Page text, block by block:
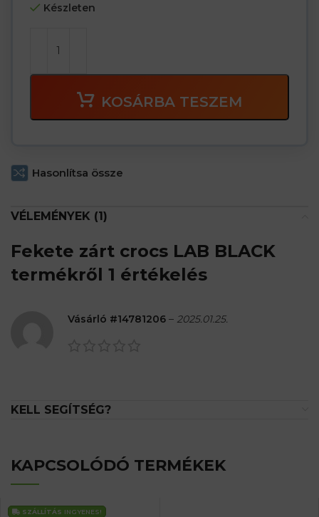
Készleten
KOSÁRBA TESZEM
Hasonlítsa össze
VÉLEMÉNYEK (1)
Fekete zárt crocs LAB BLACK
termékről 1 értékelés
Vásárló #14781206 – 2025.01.25.
KELL SEGÍTSÉG?
KAPCSOLÓDÓ TERMÉKEK
SZÁLLÍTÁS INGYENES!